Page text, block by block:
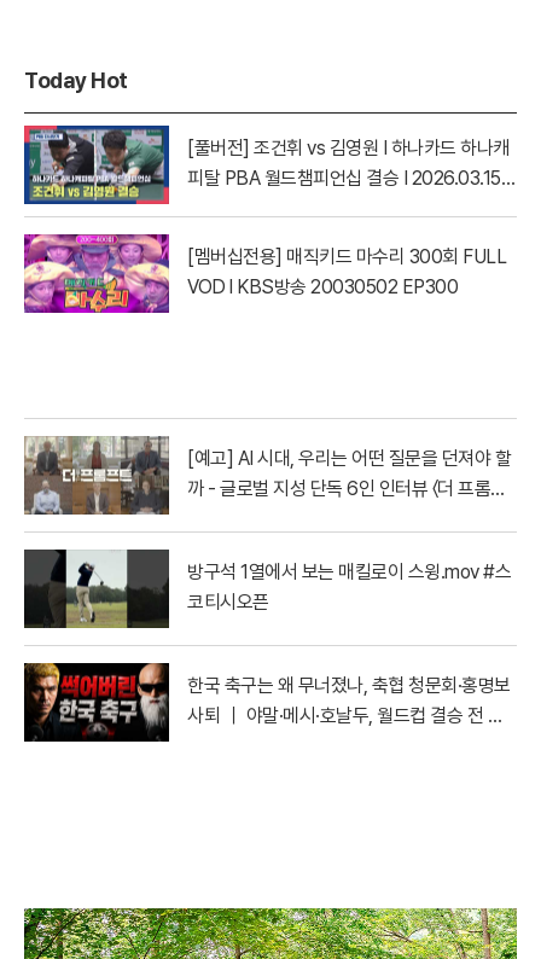
Today Hot
[풀버전] 조건휘 vs 김영원 I 하나카드 하나캐
피탈 PBA 월드챔피언십 결승 I 2026.03.15
[멤버십전용] 매직키드 마수리 300회 FULL
VOD l KBS방송 20030502 EP300
[예고] AI 시대, 우리는 어떤 질문을 던져야 할
까 - 글로벌 지성 단독 6인 인터뷰 〈더 프롬프
방구석 1열에서 보는 매킬로이 스윙.mov #스
코티시오픈
한국 축구는 왜 무너졌나, 축협 청문회·홍명보
사퇴 ｜ 야말·메시·호날두, 월드컵 결승 전 마